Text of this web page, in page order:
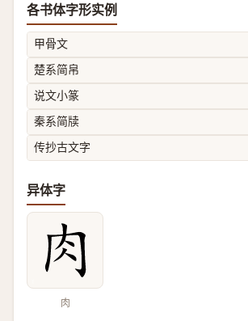
各书体字形实例
甲骨文
楚系简帛
说文小篆
秦系简牍
传抄古文字
异体字
肉